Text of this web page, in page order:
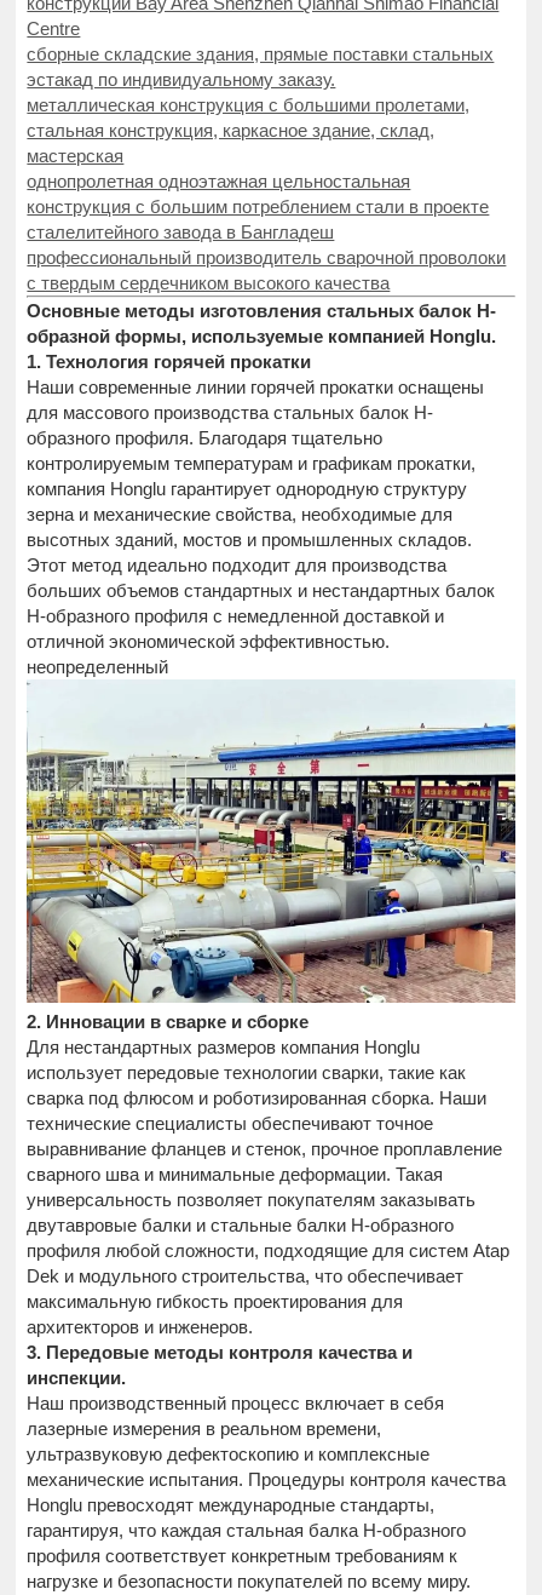
Centre
сборные складские здания, прямые поставки стальных
эстакад по индивидуальному заказу.
металлическая конструкция с большими пролетами,
стальная конструкция, каркасное здание, склад,
мастерская
однопролетная одноэтажная цельностальная
конструкция с большим потреблением стали в проекте
сталелитейного завода в Бангладеш
профессиональный производитель сварочной проволоки
с твердым сердечником высокого качества
Основные методы изготовления стальных балок H-
образной формы, используемые компанией Honglu.
1. Технология горячей прокатки
Наши современные линии горячей прокатки оснащены
для массового производства стальных балок H-
образного профиля. Благодаря тщательно
контролируемым температурам и графикам прокатки,
компания Honglu гарантирует однородную структуру
зерна и механические свойства, необходимые для
высотных зданий, мостов и промышленных складов.
Этот метод идеально подходит для производства
больших объемов стандартных и нестандартных балок
H-образного профиля с немедленной доставкой и
отличной экономической эффективностью.
неопределенный
2. Инновации в сварке и сборке
Для нестандартных размеров компания Honglu
использует передовые технологии сварки, такие как
сварка под флюсом и роботизированная сборка. Наши
технические специалисты обеспечивают точное
выравнивание фланцев и стенок, прочное проплавление
сварного шва и минимальные деформации. Такая
универсальность позволяет покупателям заказывать
двутавровые балки и стальные балки H-образного
профиля любой сложности, подходящие для систем Atap
Dek и модульного строительства, что обеспечивает
максимальную гибкость проектирования для
архитекторов и инженеров.
3. Передовые методы контроля качества и
инспекции.
Наш производственный процесс включает в себя
лазерные измерения в реальном времени,
ультразвуковую дефектоскопию и комплексные
механические испытания. Процедуры контроля качества
Honglu превосходят международные стандарты,
гарантируя, что каждая стальная балка H-образного
профиля соответствует конкретным требованиям к
нагрузке и безопасности покупателей по всему миру.